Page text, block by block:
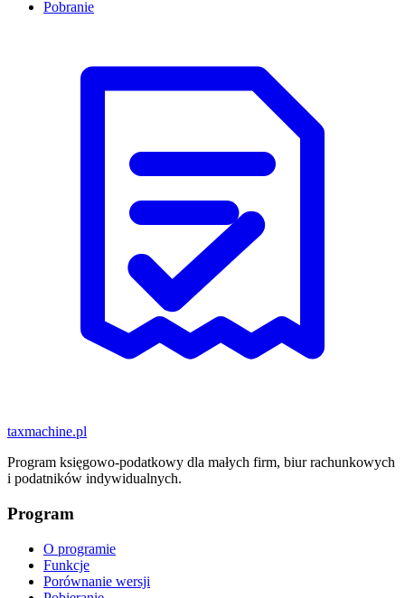
Pobranie
taxmachine.pl
Program księgowo-podatkowy dla małych firm, biur rachunkowych
i podatników indywidualnych.
Program
O programie
Funkcje
Porównanie wersji